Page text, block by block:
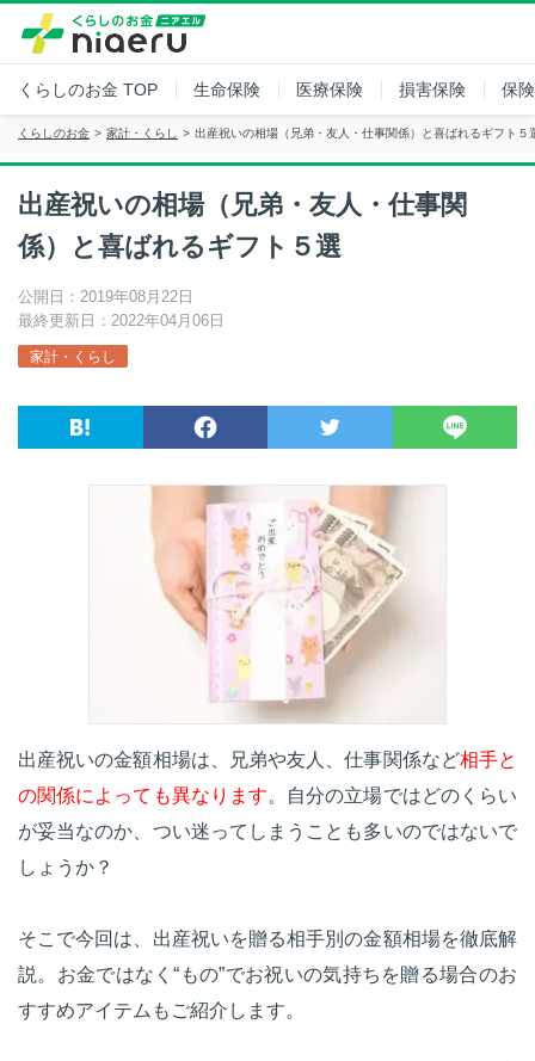
くらしのお金 TOP 生命保険 医療保険 損害保険 保
くらしのお金 家計・くらし 出産祝いの相場（兄弟・友人・仕事関係）と喜ばれるギフト５
出産祝いの相場（兄弟・友人・仕事関
係）と喜ばれるギフト５選
公開日：2019年08月22日
最終更新日：2022年04月06日
家計・くらし
出産祝いの金額相場は、兄弟や友人、仕事関係など相手と
の関係によっても異なります。自分の立場ではどのくらい
が妥当なのか、つい迷ってしまうことも多いのではないで
しょうか？
そこで今回は、出産祝いを贈る相手別の金額相場を徹底解
説。お金ではなく“もの”でお祝いの気持ちを贈る場合のお
すすめアイテムもご紹介します。